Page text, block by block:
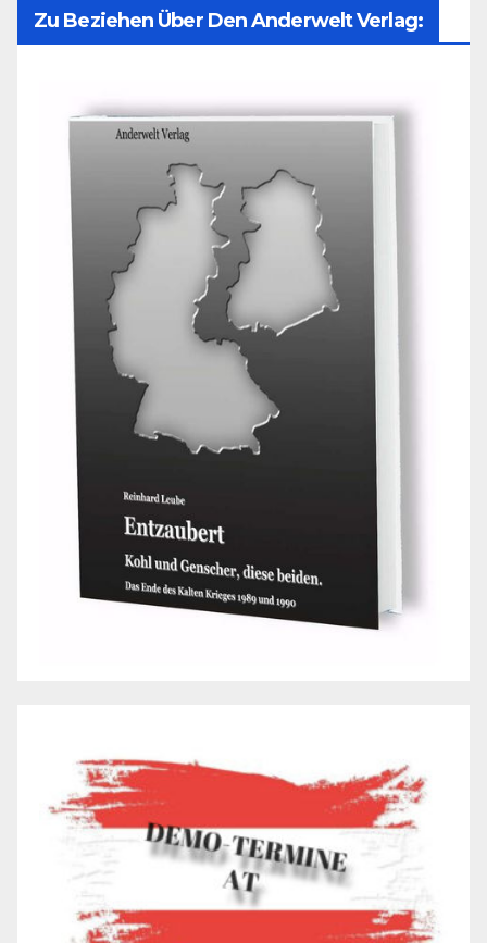
Zu Beziehen Über Den Anderwelt Verlag: